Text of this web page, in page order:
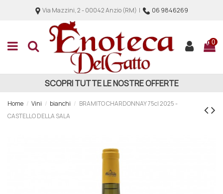
Via Mazzini, 2 - 00042 Anzio (RM) | 06 9846269
0
SCOPRI TUTTE LE NOSTRE OFFERTE
Home Vini bianchi
BRAMITO CHARDONNAY 75cl 2025 -
CASTELLO DELLA SALA